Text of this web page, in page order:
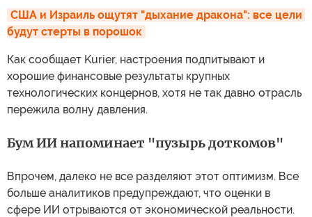
США и Израиль ощутят "дыхание дракона": все цели
будут стерты в порошок
Как сообщает Kurier, настроения подпитывают и
хорошие финансовые результаты крупных
технологических концернов, хотя не так давно отрасль
пережила волну давления.
Бум ИИ напоминает "пузырь доткомов"
Впрочем, далеко не все разделяют этот оптимизм. Все
больше аналитиков предупреждают, что оценки в
сфере ИИ отрываются от экономической реальности.